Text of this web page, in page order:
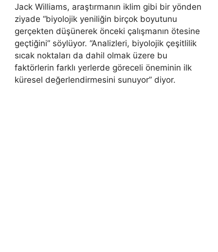
Jack Williams, araştırmanın iklim gibi bir yönden
ziyade “biyolojik yeniliğin birçok boyutunu
gerçekten düşünerek önceki çalışmanın ötesine
geçtiğini” söylüyor. “Analizleri, biyolojik çeşitlilik
sıcak noktaları da dahil olmak üzere bu
faktörlerin farklı yerlerde göreceli öneminin ilk
küresel değerlendirmesini sunuyor” diyor.